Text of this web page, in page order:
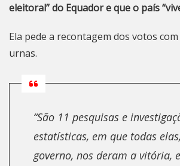
eleitoral” do Equador e que o país
Ela pede a recontagem dos votos
urnas.
“São 11 pesquisas e
estatísticas, em que todas
governo, nos deram a vitória,